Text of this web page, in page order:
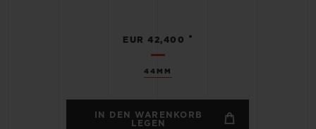
44MM
EUR 42,400 •
IN DEN WARENKORB
LEGEN